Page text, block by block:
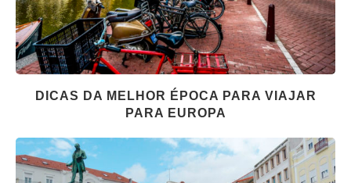
DICAS DA MELHOR ÉPOCA PARA VIAJAR
PARA EUROPA